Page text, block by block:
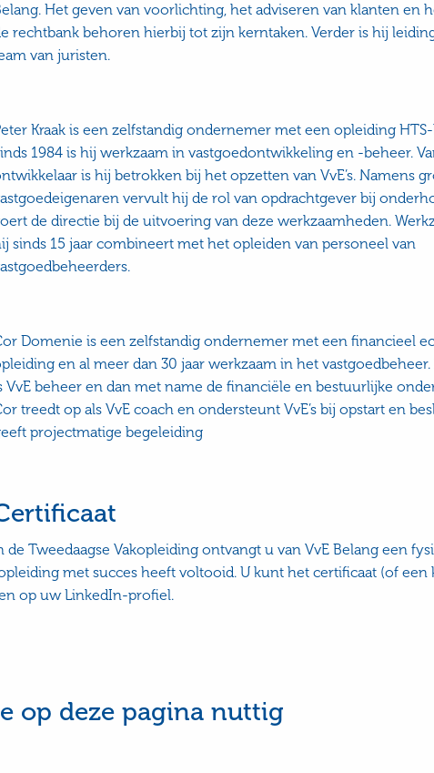
Het geven van voorlichting, het adviseren van klanten en
rechtbank behoren hierbij tot zijn kerntaken. Verder is hij
van juristen.
Kraak is een zelfstandig ondernemer met een opleiding
1984 is hij werkzaam in vastgoedontwikkeling en -beheer.
is hij betrokken bij het opzetten van VvE’s. Namens
vervult hij de rol van opdrachtgever bij
de directie bij de uitvoering van deze werkzaamheden.
sinds 15 jaar combineert met het opleiden van personeel van
Domenie is een zelfstandig ondernemer met een financieel
en al meer dan 30 jaar werkzaam in het
VvE beheer en dan met name de financiële en bestuurlijke
treedt op als VvE coach en ondersteunt VvE’s bij opstart en
projectmatige begeleiding
Tweedaagse Vakopleiding ontvangt u van VvE Belang een
met succes heeft voltooid. U kunt het certificaat (of een
op uw LinkedIn-profiel.
op deze pagina nuttig